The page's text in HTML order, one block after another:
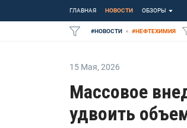
ГЛАВНАЯ НОВОСТИ ОБЗОРЫ
#НОВОСТИ #НЕФТЕХИМИЯ
15 Мая, 2026
Массовое
удвоить